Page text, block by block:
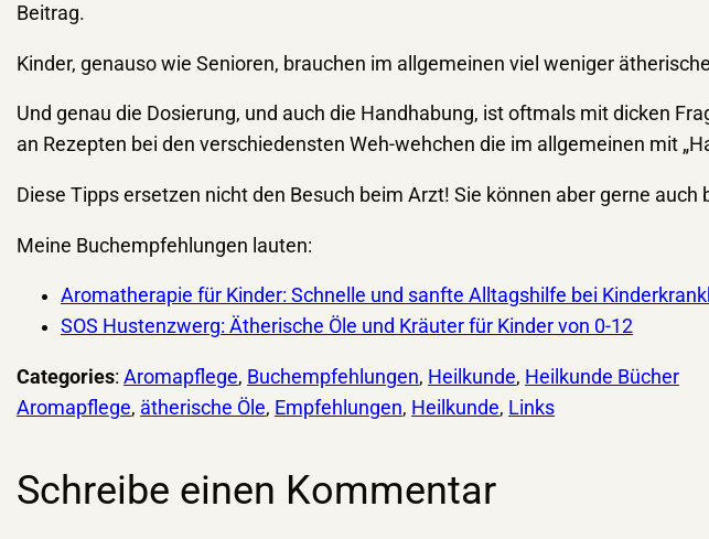
Beitrag.
Kinder, genauso wie Senioren, brauchen im allgemeinen viel weniger
Und genau die Dosierung, und auch die Handhabung, ist oftmals mit dicken
an Rezepten bei den verschiedensten Weh-wehchen die im allgemeinen mit
Diese Tipps ersetzen nicht den Besuch beim Arzt! Sie können aber gerne
Meine Buchempfehlungen lauten:
Aromatherapie für Kinder: Schnelle und sanfte Alltagshilfe bei
SOS Hustenzwerg: Ätherische Öle und Kräuter für Kinder von 0-12
Categories:Aromapflege, Buchempfehlungen, Heilkunde, Heilkunde Bücher
Aromapflege, ätherische Öle, Empfehlungen, Heilkunde, Links
Schreibe einen Kommentar